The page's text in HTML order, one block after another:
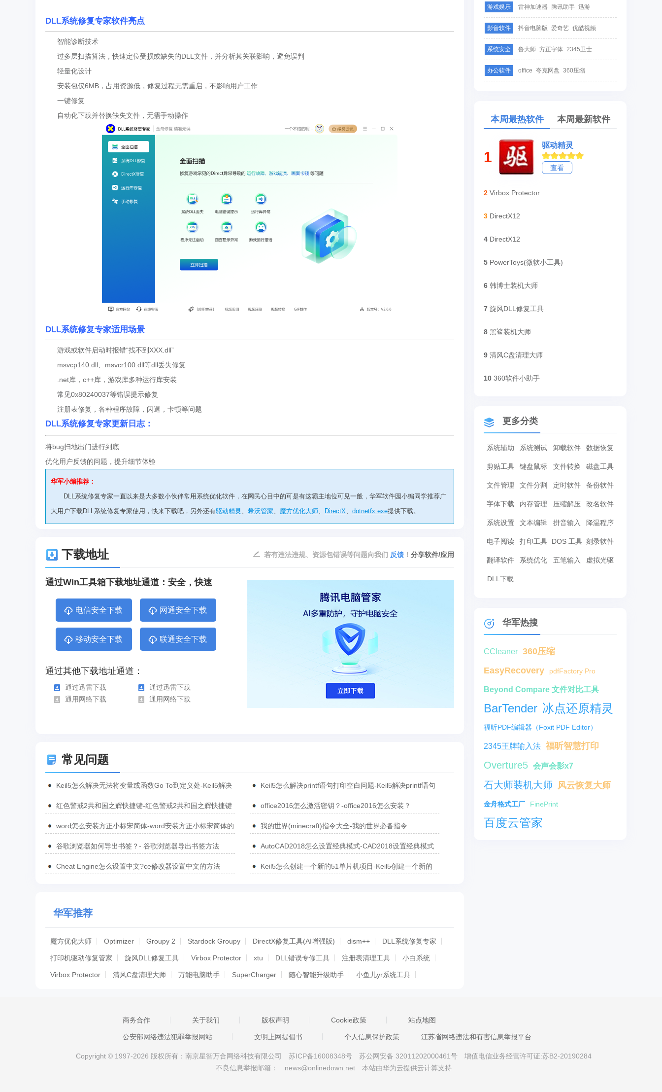
DLL系统修复专家软件亮点
智能诊断技术
过多层扫描算法，快速定位受损或缺失的DLL文件，并分析其关联影响，避免误判
轻量化设计
安装包仅6MB，占用资源低，修复过程无需重启，不影响用户工作
一键修复
自动化下载并替换缺失文件，无需手动操作
DLL系统修复专家适用场景
游戏或软件启动时报错“找不到XXX.dll”
msvcp140.dll、msvcr100.dll等dll丢失修复
.net库，c++库，游戏库多种运行库安装
常见0x80240037等错误提示修复
注册表修复，各种程序故障，闪退，卡顿等问题
DLL系统修复专家更新日志：
将bug扫地出门进行到底
优化用户反馈的问题，提升细节体验
华军小编推荐：
DLL系统修复专家一直以来是大多数小伙伴常用系统优化软件，在网民心目中的可是有这霸主地位可见一般，华军软件园小编同学推荐广
大用户下载DLL系统修复专家使用，快来下载吧，另外还有驱动精灵 、 希沃管家、 魔方优化大师、 DirectX、 dotnetfx.exe提供下载。
下载地址 分享软件/应用
若有违法违规、资源包错误等问题向我们 反馈 ！
通过Win工具箱下载地址通道：安全，快速
电信安全下载 网通安全下载
移动安全下载 联通安全下载
通过其他下载地址通道：
通过迅雷下载
通过迅雷下载
通用网络下载
通用网络下载
常见问题
Keil5怎么解决无法将变量或函数Go To到定义处-Keil5解决
Keil5怎么解决printf语句打印空白问题-Keil5解决printf语句
红色警戒2共和国之辉快捷键-红色警戒2共和国之辉快捷键
office2016怎么激活密钥？-office2016怎么安装？
word怎么安装方正小标宋简体-word安装方正小标宋简体的
我的世界(minecraft)指令大全-我的世界必备指令
谷歌浏览器如何导出书签？- 谷歌浏览器导出书签方法
AutoCAD2018怎么设置经典模式-CAD2018设置经典模式
Cheat Engine怎么设置中文?ce修改器设置中文的方法
Keil5怎么创建一个新的51单片机项目-Keil5创建一个新的
华军推荐
魔方优化大师 Optimizer Groupy 2 Stardock Groupy DirectX修复工具(AI增强版) dism++ DLL系统修复专家
打印机驱动修复管家 旋风DLL修复工具 Virbox Protector xtu DLL错误专修工具 注册表清理工具 小白系统
Virbox Protector 清风C盘清理大师 万能电脑助手 SuperCharger 随心智能升级助手 小鱼儿yr系统工具
NTFS文件连接扩展配置工具 VMware ThinApp 软媒美化大师 开机小助手 Win11升级助手
英特尔XTU power copy 360换机助手 toolbox 超级终端 官方最新版
Windbg蓝屏分析修复工具 HP Support Assistant 杀进程 Windows10Upgrade 红蜘蛛5 UASP dism
游戏娱乐 雷神加速器 腾讯助手 迅游
影音软件 抖音电脑版 爱奇艺 优酷视频
系统安全 鲁大师 方正字体 2345卫士
办公软件 office 夸克网盘 360压缩
本周最热软件 本周最新软件
1
驱动精灵
查看
2 Virbox Protector
3 DirectX12
4 DirectX12
5 PowerToys(微软小工具)
6 韩博士装机大师
7 旋风DLL修复工具
8 黑鲨装机大师
9 清风C盘清理大师
10 360软件小助手
更多分类
系统辅助 系统测试 卸载软件 数据恢复
剪贴工具 键盘鼠标 文件转换 磁盘工具
文件管理 文件分割 定时软件 备份软件
字体下载 内存管理 压缩解压 改名软件
系统设置 文本编辑 拼音输入 降温程序
电子阅读 打印工具 DOS 工具 刻录软件
翻译软件 系统优化 五笔输入 虚拟光驱
DLL下载
华军热搜
CCleaner 360压缩
EasyRecovery
pdfFactory Pro
Beyond Compare 文件对比工具
BarTender 冰点还原精灵
福昕PDF编辑器（Foxit PDF Editor）
2345王牌输入法 福昕智慧打印
Overture5 会声会影x7
石大师装机大师 风云恢复大师
金舟格式工厂 FinePrint
百度云管家
商务合作 关于我们 版权声明 Cookie政策 站点地图
公安部网络违法犯罪举报网站 文明上网提倡书 个人信息保护政策 江苏省网络违法和有害信息举报平台
Copyright © 1997-2026 版权所有：南京星智万合网络科技有限公司 苏ICP备16008348号 苏公网安备 32011202000461号
增值电信业务经营许可证:苏B2-20190284
不良信息举报邮箱：
news@onlinedown.net 本站由华为云提供云计算支持